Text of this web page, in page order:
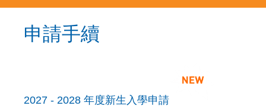
申請手續
2027 - 2028 年度新生入學申請